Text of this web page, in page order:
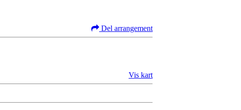
Del arrangement
Vis kart